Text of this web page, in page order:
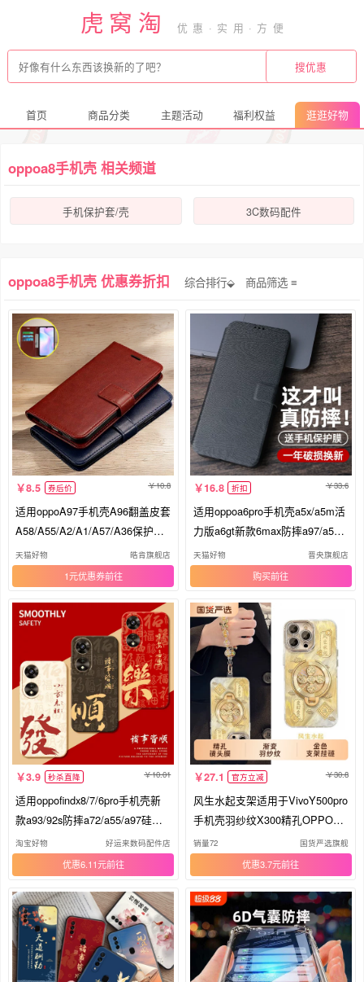
虎窝淘
首页 商品分类 主题活动 福利权益 逛逛好物
oppoa8手机壳 相关频道
手机保护套/壳 3C数码配件
oppoa8手机壳 优惠券折扣 综合排行⬙ 商品筛选
8.5 券后价 10.8
适用oppoA97手机壳A96翻盖皮套
A58/A55/A2/A1/A57/A36保护套
A93/A95/A35硅胶A53/A72/A8全
包防摔A11插卡p钱包
天猫好物 皓肯旗舰店
1元优惠券
16.8 折扣 33.6
适用oppoa6pro手机壳a5x/a5m活
力版a6gt新款6max防摔a97/a58x
的a57a56s/a53a36a32a11a8a7x/
a2p翻盖a95a93s套
天猫好物 晋央旗舰店
购买
3.9 秒杀直降 10.01
适用oppofindx8/7/6pro手机壳新
款a93/92s防摔a72/a55/a97硅胶o
ppok12/11x/k10全包oppoa1/a2新
年a3/5g保护套
淘宝好物 好运来数码配件店
优惠6.11元
27.1 官方立减 30.8
风生水起支架适用于VivoY500pro
手机壳羽纱纹X300精孔OPPOA9
6挂链FindX8防摔Reno15高级一
加ACE5男女镜头iqoo
销量72 国货严选旗舰
优惠3.7元